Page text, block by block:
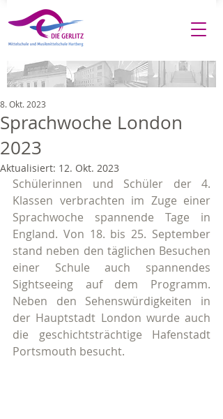
Sprachwoche London
2023
8. Okt. 2023
Aktualisiert: 12. Okt. 2023
Schülerinnen und Schüler der 4.
Klassen verbrachten im Zuge einer
Sprachwoche spannende Tage in
England. Von 18. bis 25. September
stand neben den täglichen Besuchen
einer Schule auch spannendes
Sightseeing auf dem Programm.
Neben den Sehenswürdigkeiten in
der Hauptstadt London wurde auch
die geschichtsträchtige Hafenstadt
Portsmouth besucht.